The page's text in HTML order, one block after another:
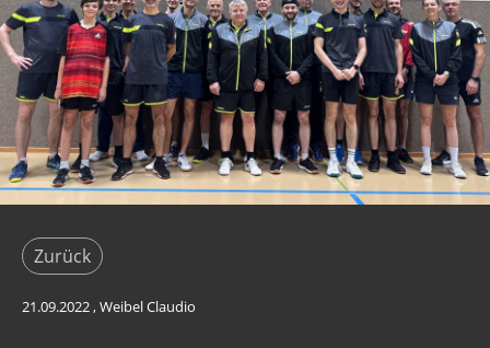
Zurück
21.09.2022, Weibel Claudio